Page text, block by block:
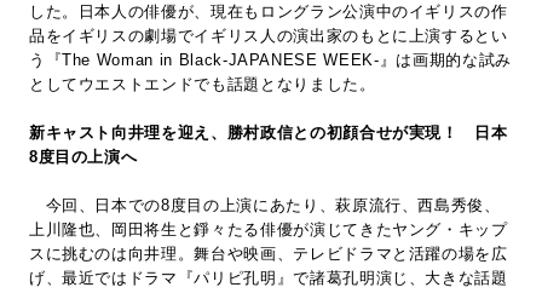
した。日本人の俳優が、現在もロングラン公演中のイギリスの作
品をイギリスの劇場でイギリス人の演出家のもとに上演するとい
う『The Woman in Black-JAPANESE WEEK-』は画期的な試み
としてウエストエンドでも話題となりました。
新キャスト向井理を迎え、勝村政信との初顔合せが実現！ 日本
8度目の上演へ
今回、日本での8度目の上演にあたり、萩原流行、西島秀俊、
上川隆也、岡田将生と錚々たる俳優が演じてきたヤング・キップ
スに挑むのは向井理。舞台や映画、テレビドラマと活躍の場を広
げ、最近ではドラマ『パリピ孔明』で諸葛孔明演じ、大きな話題